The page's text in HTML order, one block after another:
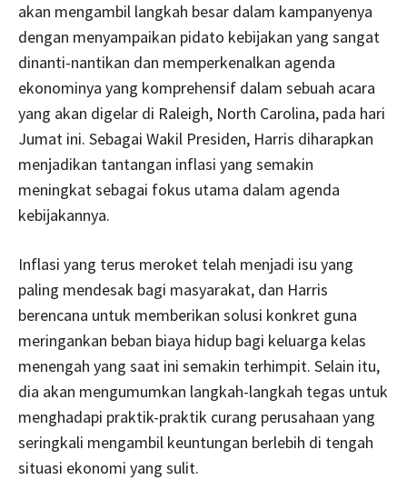
akan mengambil langkah besar dalam kampanyenya
dengan menyampaikan pidato kebijakan yang sangat
dinanti-nantikan dan memperkenalkan agenda
ekonominya yang komprehensif dalam sebuah acara
yang akan digelar di Raleigh, North Carolina, pada hari
Jumat ini. Sebagai Wakil Presiden, Harris diharapkan
menjadikan tantangan inflasi yang semakin
meningkat sebagai fokus utama dalam agenda
kebijakannya.
Inflasi yang terus meroket telah menjadi isu yang
paling mendesak bagi masyarakat, dan Harris
berencana untuk memberikan solusi konkret guna
meringankan beban biaya hidup bagi keluarga kelas
menengah yang saat ini semakin terhimpit. Selain itu,
dia akan mengumumkan langkah-langkah tegas untuk
menghadapi praktik-praktik curang perusahaan yang
seringkali mengambil keuntungan berlebih di tengah
situasi ekonomi yang sulit.